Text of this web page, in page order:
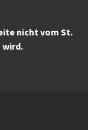
nicht vom St.
wird.